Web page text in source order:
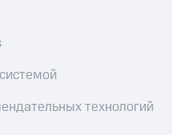
технологий